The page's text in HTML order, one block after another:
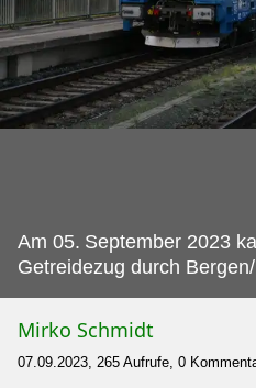
Am 05. September 2023
Getreidezug durch
Mirko Schmidt
07.09.2023, 265 Aufrufe, 0